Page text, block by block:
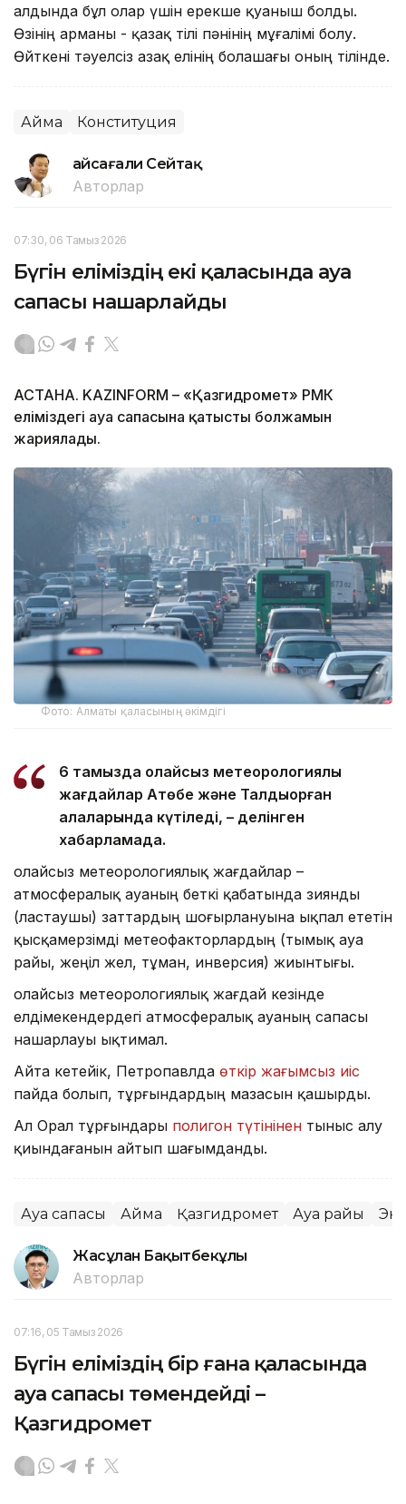
алдында бұл олар үшін ерекше қуаныш болды.
Өзінің арманы - қазақ тілі пәнінің мұғалімі болу.
Өйткені тәуелсіз Қазақ елінің болашағы оның тілінде.
Аймақ Конституция
Ғайсағали Сейтақ
Авторлар
07:30, 06 Тамыз 2026
Бүгін еліміздің екі қаласында ауа
сапасы нашарлайды
АСТАНА. KAZINFORM – «Қазгидромет» РМК
еліміздегі ауа сапасына қатысты болжамын
жариялады.
Фото: Алматы қаласының әкімдігі
6 тамызда қолайсыз метеорологиялық
жағдайлар Ақтөбе және Талдықорған
қалаларында күтіледі, – делінген
хабарламада.
Қолайсыз метеорологиялық жағдайлар –
атмосфералық ауаның беткі қабатында зиянды
(ластаушы) заттардың шоғырлануына ықпал ететін
қысқамерзімді метеофакторлардың (тымық ауа
райы, жеңіл жел, тұман, инверсия) жиынтығы.
Қолайсыз метеорологиялық жағдай кезінде
елдімекендердегі атмосфералық ауаның сапасы
нашарлауы ықтимал.
Айта кетейік, Петропавлда өткір жағымсыз иіс
пайда болып, тұрғындардың мазасын қашырды.
Ал Орал тұрғындары полигон түтінінен тыныс алу
қиындағанын айтып шағымданды.
Ауа сапасы Аймақ Қазгидромет Ауа райы
Жасұлан Бақытбекұлы
Авторлар
07:16, 05 Тамыз 2026
Бүгін еліміздің бір ғана қаласында
ауа сапасы төмендейді –
Қазгидромет